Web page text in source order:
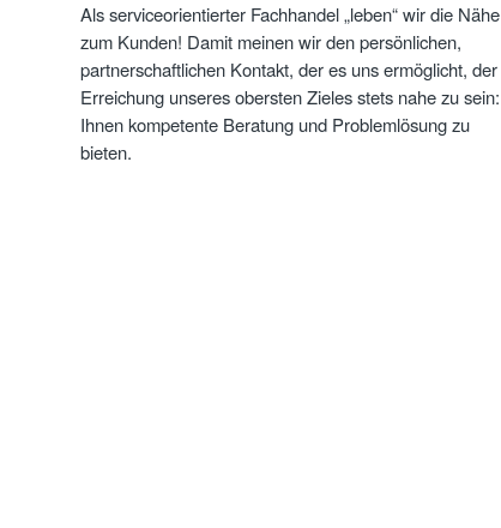
Als serviceorientierter Fachhandel „leben“ wir die Nähe
zum Kunden! Damit meinen wir den persönlichen,
partnerschaftlichen Kontakt, der es uns ermöglicht, der
Erreichung unseres obersten Zieles stets nahe zu sein:
Ihnen kompetente Beratung und Problemlösung zu
bieten.